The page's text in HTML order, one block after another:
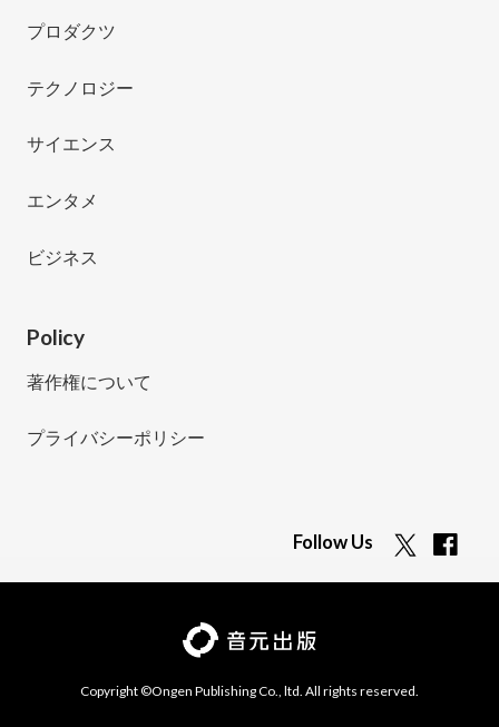
プロダクツ
テクノロジー
サイエンス
エンタメ
ビジネス
Policy
著作権について
プライバシーポリシー
Follow Us
Copyright ©Ongen Publishing Co., ltd. All rights reserved.